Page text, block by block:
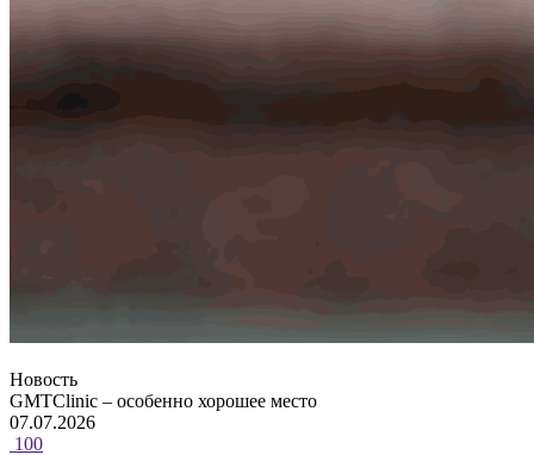
Новость
GMTClinic – особенно хорошее место
07.07.2026
100